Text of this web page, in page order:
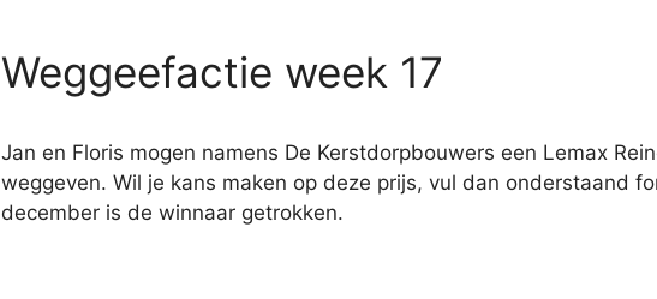
Weggeefactie week 17
Jan en Floris mogen namens De Kerstdorpbouwers een Lemax
weggeven. Wil je kans maken op deze prijs, vul dan onderstaand
december is de winnaar getrokken.